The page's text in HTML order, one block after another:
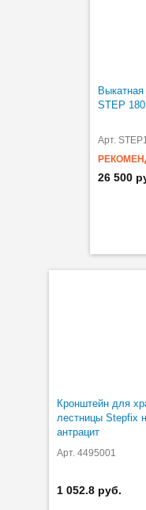
STEP 180
Арт.
26 500
Кронштейн для
лестницы Stepfix
антрацит
Арт. 4495001
1 052.8 руб.